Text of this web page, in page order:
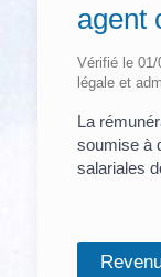
agent
Vérifié le 01/
légale et
La
soumise à
salariales